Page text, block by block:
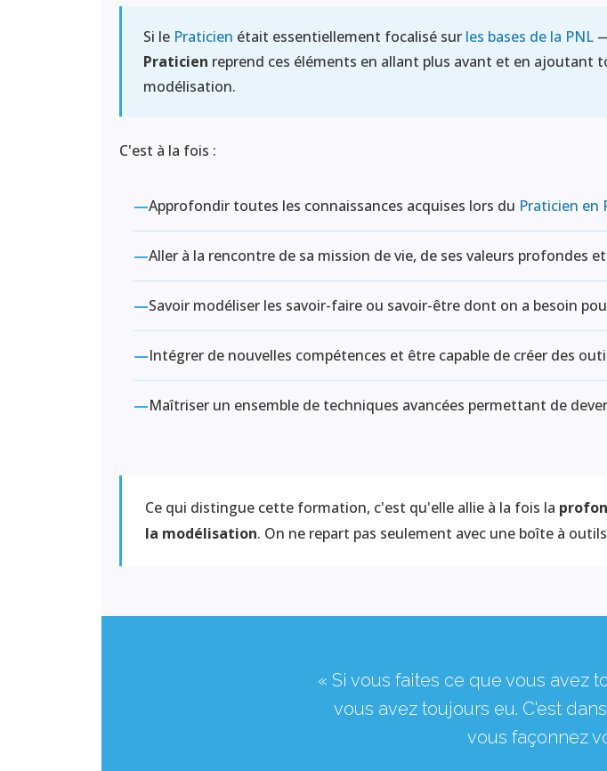
Si le Praticien était essentiellement focalisé sur les bases de la PNL
Praticien reprend ces éléments en allant plus avant et en ajoutant
modélisation.
C'est à la fois :
—Approfondir toutes les connaissances acquises lors du Praticien en
—Aller à la rencontre de sa mission de vie, de ses valeurs profondes
—Savoir modéliser les savoir-faire ou savoir-être dont on a besoin
—Intégrer de nouvelles compétences et être capable de créer des
—Maîtriser un ensemble de techniques avancées permettant de
Ce qui distingue cette formation, c'est qu'elle allie à la fois la
la modélisation. On ne repart pas seulement avec une boîte à
« Si vous faites ce que vous avez
vous avez toujours eu. C'est
vous façonnez